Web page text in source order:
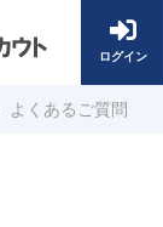
ログイン
よくあるご質問